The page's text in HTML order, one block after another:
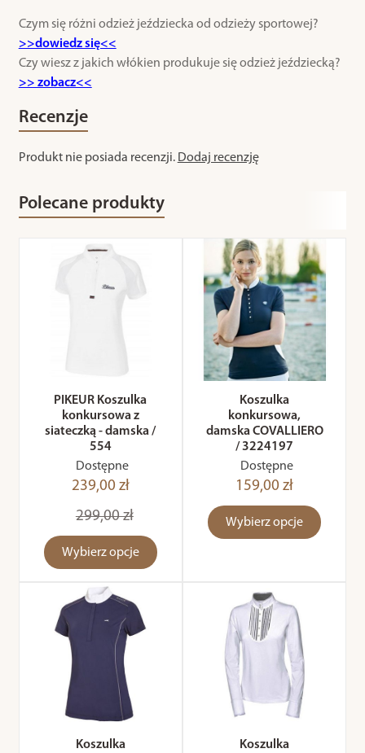
Czym się różni odzież jeździecka od odzieży sportowej?
>>dowiedz się<<
Czy wiesz z jakich włókien produkuje się odzież jeździecką?
>> zobacz<<
Recenzje
Produkt nie posiada recenzji. Dodaj recenzję
Polecane produkty
PIKEUR Koszulka
konkursowa z
siateczką - damska /
554
Dostępne
239,00 zł
299,00 zł
Wybierz opcje
Koszulka
konkursowa,
damska COVALLIERO
/ 3224197
Dostępne
159,00 zł
Wybierz opcje
Koszulka
Koszulka